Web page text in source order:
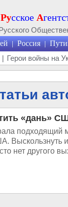
Русское А
| Россия |
| Герои войны на
«дань»
подходящий
Выскользнуть
нет другого